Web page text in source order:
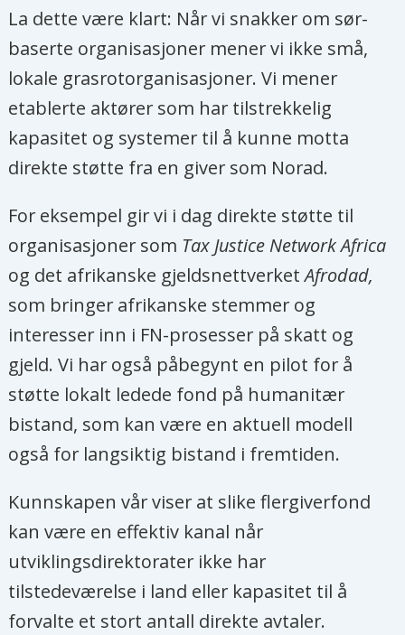
La dette være klart: Når vi snakker om sør-
baserte organisasjoner mener vi ikke små,
lokale grasrotorganisasjoner. Vi mener
etablerte aktører som har tilstrekkelig
kapasitet og systemer til å kunne motta
direkte støtte fra en giver som Norad.
For eksempel gir vi i dag direkte støtte til
organisasjoner som Tax Justice Network Africa
og det afrikanske gjeldsnettverketAfrodad,
som bringer afrikanske stemmer og
interesser inn i FN-prosesser på skatt og
gjeld. Vi har også påbegynt en pilot for å
støtte lokalt ledede fond på humanitær
bistand, som kan være en aktuell modell
også for langsiktig bistand i fremtiden.
Kunnskapen vår viser at slike flergiverfond
kan være en effektiv kanal når
utviklingsdirektorater ikke har
tilstedeværelse i land eller kapasitet til å
forvalte et stort antall direkte avtaler.